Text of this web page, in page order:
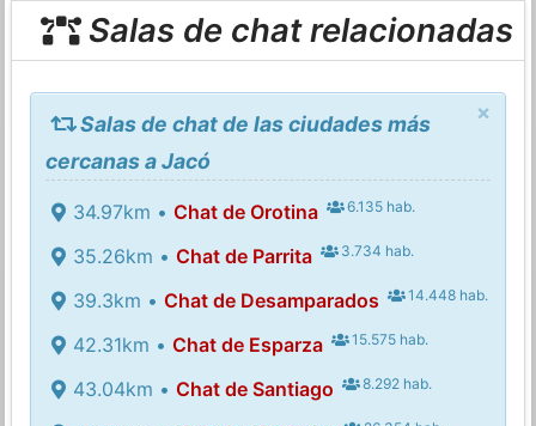
Salas de chat relacionadas
×
Salas de chat de las ciudades más
cercanas a Jacó
34.97km • Chat de Orotina 6.135 hab.
35.26km • Chat de Parrita 3.734 hab.
39.3km • Chat de Desamparados 14.448 hab.
42.31km • Chat de Esparza 15.575 hab.
43.04km • Chat de Santiago 8.292 hab.